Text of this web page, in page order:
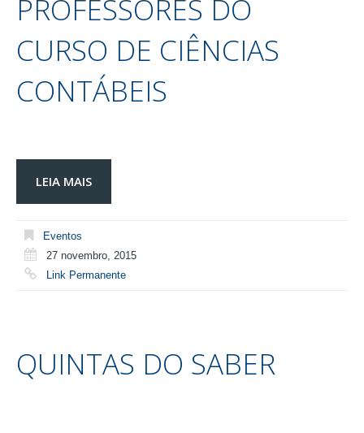
PROFESSORES DO
CURSO DE CIÊNCIAS
CONTÁBEIS
LEIA MAIS
Eventos
27 novembro, 2015
Link Permanente
QUINTAS DO SABER